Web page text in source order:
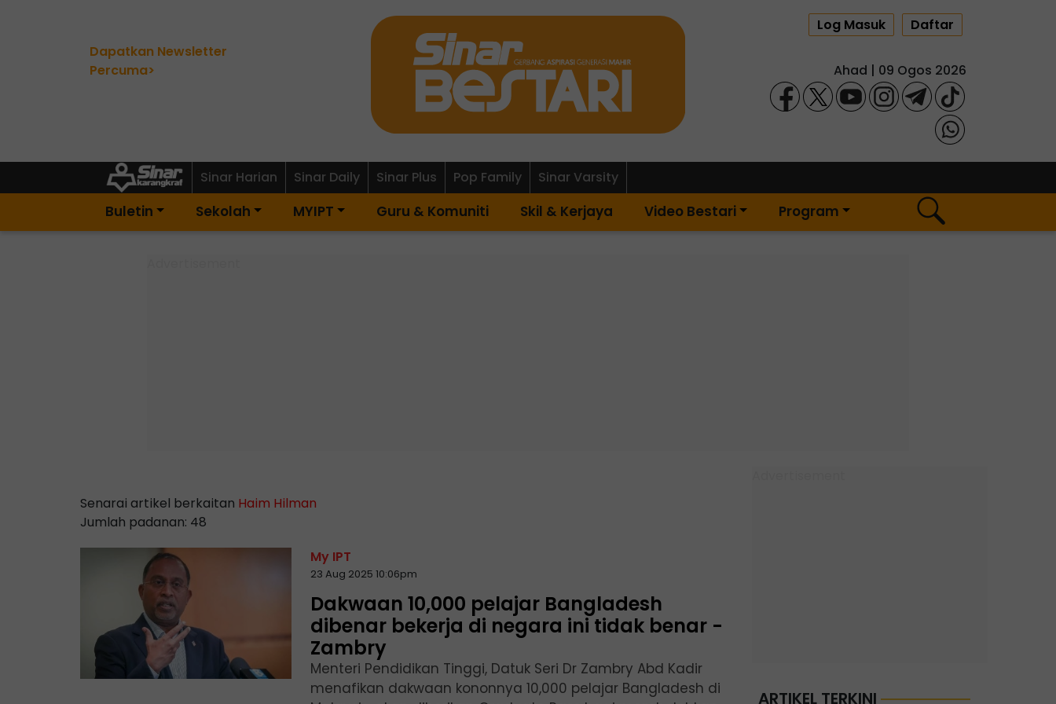
Dapatkan Newsletter
Percuma>
Log Masuk Daftar
Ahad | 09 Ogos 2026
Sinar Harian Sinar Daily Sinar Plus Pop Family Sinar Varsity
Buletin Sekolah MYIPT Guru & Komuniti Skil & Kerjaya Video Bestari Program
Senarai artikel berkaitan Haim Hilman
Jumlah padanan: 48
My IPT
23 Aug 2025 10:06pm
Dakwaan 10,000 pelajar Bangladesh
dibenar bekerja di negara ini tidak benar -
Zambry
Menteri Pendidikan Tinggi, Datuk Seri Dr Zambry Abd Kadir
menafikan dakwaan kononnya 10,000 pelajar Bangladesh di
ARTIKEL TERKINI